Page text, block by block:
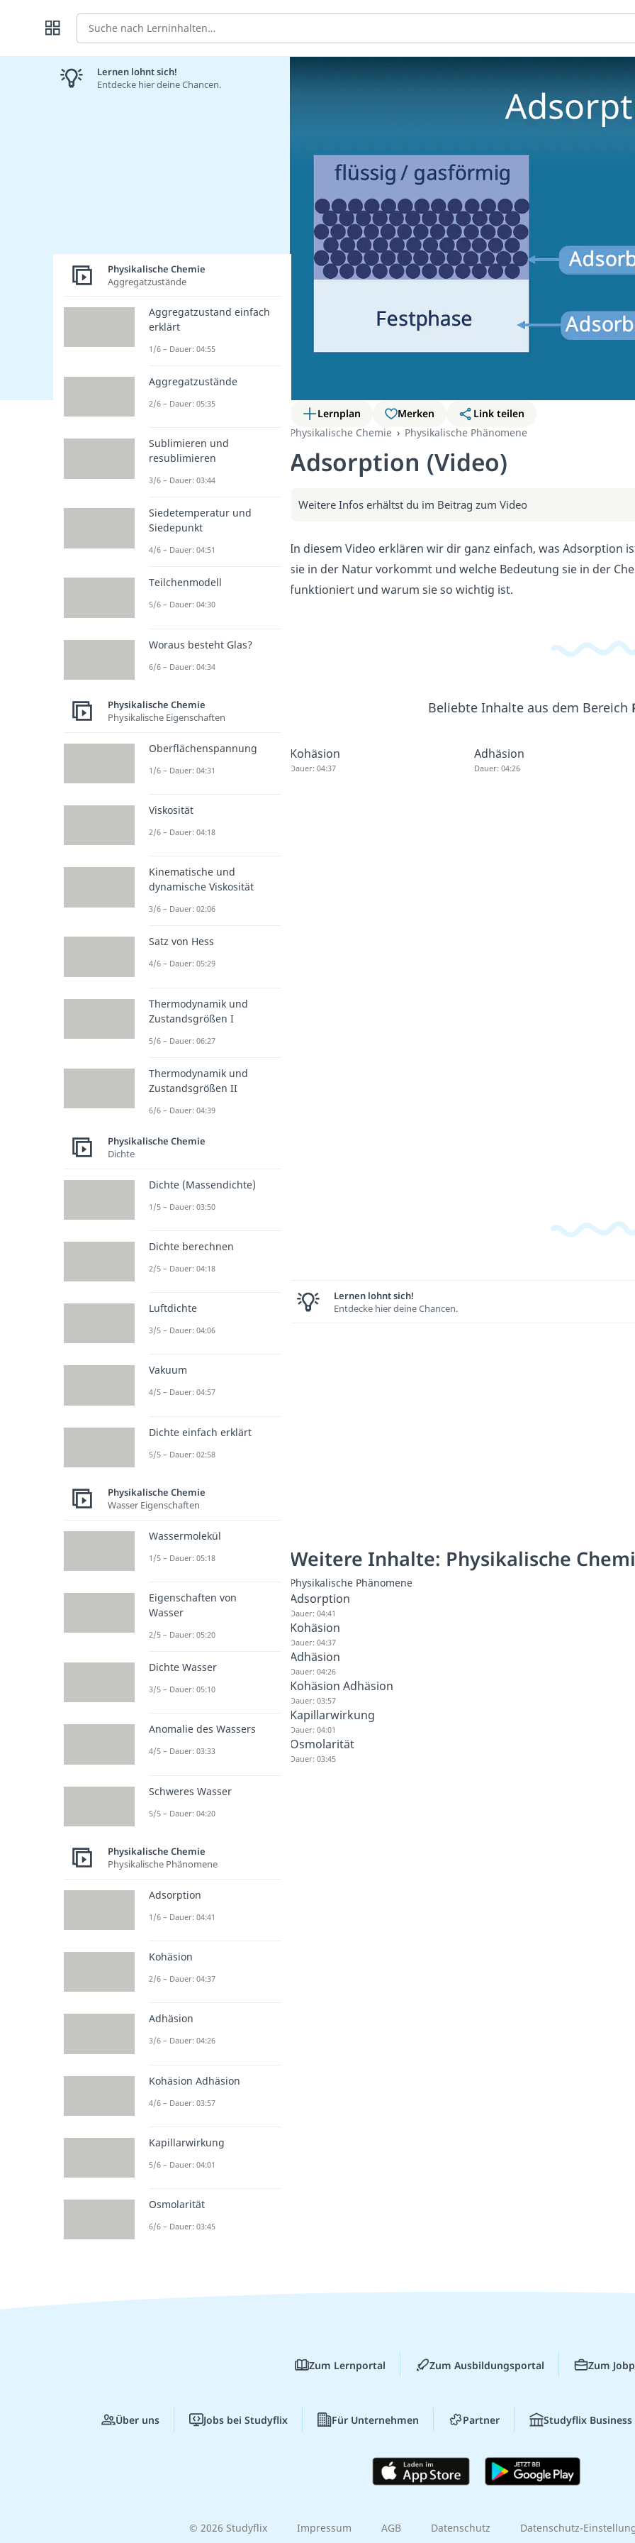
Suche
Lernplan Merken
Link teilen
Physikalische Chemie
Physikalische Phänomene
Adsorption (Video)
Weitere Infos erhältst du im Beitrag zum Video
In diesem Video erklären wir dir ganz einfach, was
sie in der Natur vorkommt und welche Bedeutung sie in der
funktioniert und warum sie so wichtig ist.
Beliebte Inhalte aus dem Bereich
Kohäsion
Dauer: 04:37
Adhäsion
Dauer: 04:26
Lernen lohnt sich!
Entdecke hier deine Chancen.
Weitere Inhalte: Physikalische
Physikalische Phänomene
Adsorption
Dauer: 04:41
Kohäsion
Dauer: 04:37
Adhäsion
Dauer: 04:26
Kohäsion Adhäsion
Dauer: 03:57
Kapillarwirkung
Dauer: 04:01
Osmolarität
Dauer: 03:45
Lernen lohnt sich!
Entdecke hier deine Chancen.
Physikalische Chemie
Aggregatzustände
Aggregatzustand einfach
erklärt
1/6 – Dauer: 04:55
Aggregatzustände
2/6 – Dauer: 05:35
Sublimieren und
resublimieren
3/6 – Dauer: 03:44
Siedetemperatur und
Siedepunkt
4/6 – Dauer: 04:51
Teilchenmodell
5/6 – Dauer: 04:30
Woraus besteht Glas?
6/6 – Dauer: 04:34
Physikalische Chemie
Physikalische Eigenschaften
Oberflächenspannung
1/6 – Dauer: 04:31
Viskosität
2/6 – Dauer: 04:18
Kinematische und
dynamische Viskosität
3/6 – Dauer: 02:06
Satz von Hess
4/6 – Dauer: 05:29
Thermodynamik und
Zustandsgrößen I
5/6 – Dauer: 06:27
Thermodynamik und
Zustandsgrößen II
6/6 – Dauer: 04:39
Physikalische Chemie
Dichte
Dichte (Massendichte)
1/5 – Dauer: 03:50
Dichte berechnen
2/5 – Dauer: 04:18
Luftdichte
3/5 – Dauer: 04:06
Vakuum
4/5 – Dauer: 04:57
Dichte einfach erklärt
5/5 – Dauer: 02:58
Physikalische Chemie
Wasser Eigenschaften
Wassermolekül
1/5 – Dauer: 05:18
Eigenschaften von
Wasser
2/5 – Dauer: 05:20
Dichte Wasser
3/5 – Dauer: 05:10
Anomalie des Wassers
4/5 – Dauer: 03:33
Schweres Wasser
5/5 – Dauer: 04:20
Physikalische Chemie
Physikalische Phänomene
Adsorption
1/6 – Dauer: 04:41
Kohäsion
2/6 – Dauer: 04:37
Adhäsion
3/6 – Dauer: 04:26
Kohäsion Adhäsion
4/6 – Dauer: 03:57
Kapillarwirkung
5/6 – Dauer: 04:01
Osmolarität
6/6 – Dauer: 03:45
Zum Lernportal Zum Ausbildungsportal Zum
Über uns Jobs bei Studyflix Für Unternehmen Partner Studyflix Business
© 2026 Studyflix Impressum AGB Datenschutz Datenschutz-